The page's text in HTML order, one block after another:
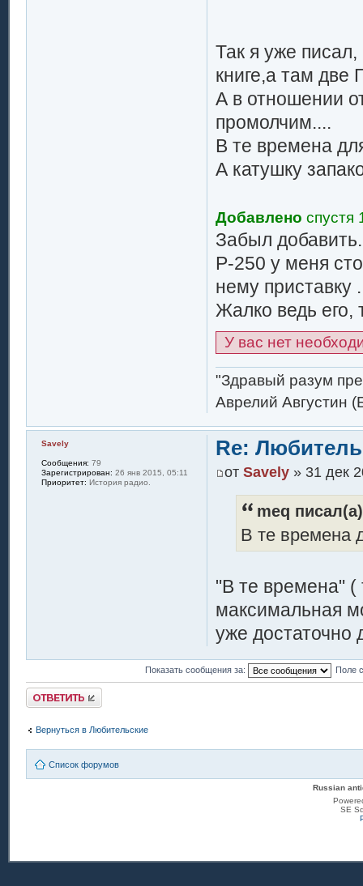
Так я уже
книге,а там две
А в отношении
промолчим....
В те времена
А катушку
Добавлено спустя
Забыл добавить.
Р-250 у меня
нему приставку
Жалко ведь его,
У вас нет
"Здравый разум
Аврелий Августин
Re:
от Savely» 31 дек
meq
В те времена
"В те времена" (
максимальная
уже достаточно
Savely
Сообщения: 79
Зарегистрирован: 26 янв 2015, 05:11
Приоритет: История радио.
Показать сообщения за: Поле
Ответить
Вернуться в Любительские
Список форумов
Russian
SE